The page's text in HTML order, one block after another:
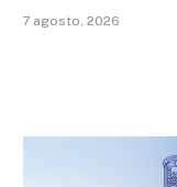
7 agosto, 2026